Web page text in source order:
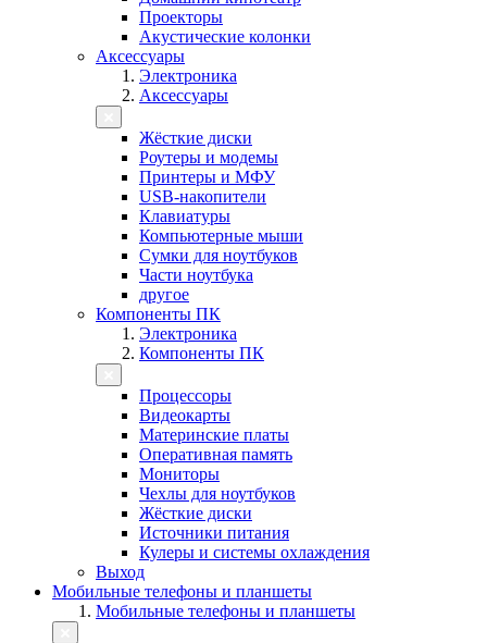
Проекторы
Акустические колонки
Аксессуары
Электроника
Аксессуары
Жёсткие диски
Роутеры и модемы
Принтеры и МФУ
USB-накопители
Клавиатуры
Компьютерные мыши
Сумки для ноутбуков
Части ноутбука
другое
Компоненты ПК
Электроника
Компоненты ПК
Процессоры
Видеокарты
Материнские платы
Оперативная память
Мониторы
Чехлы для ноутбуков
Жёсткие диски
Источники питания
Кулеры и системы охлаждения
Выход
Мобильные телефоны и планшеты
Мобильные телефоны и планшеты